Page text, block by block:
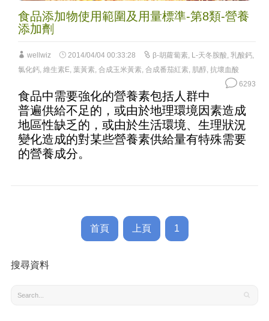
食品添加物使用範圍及用量標準-第8類-營養
添加劑
wellwiz 2014/04/04 00:33:28 β-胡蘿蔔素, L-天冬胺酸, 乳酸鈣,
氯化鈣, 維生素E, 葉黃素, 合成玉米黃素, 合成番茄紅素, 肌醇, 抗壞血酸
6293
食品中需要強化的營養素包括人群中
普遍供給不足的，或由於地理環境因素造成
地區性缺乏的，或由於生活環境、生理狀況
變化造成的對某些營養素供給量有特殊需要
的營養成分。
首頁 上頁 1
搜尋資料